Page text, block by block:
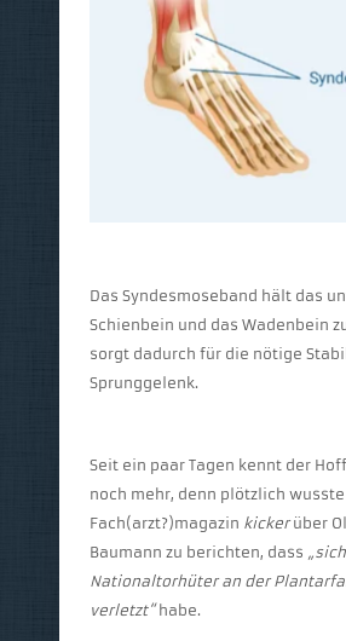
Das Syndesmoseband hält das
Schienbein und das Wadenbein
sorgt dadurch für die nötige
Sprunggelenk.
Seit ein paar Tagen kennt der
noch mehr, denn plötzlich
Fach(arzt?)magazin kickerüber
Baumann zu berichten, dass
Nationaltorhüter an der
verletzt“habe.